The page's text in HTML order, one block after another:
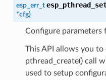
esp_err_t
*cfg)
Configure parameters
This API allows you
pthread_create() call
used to setup